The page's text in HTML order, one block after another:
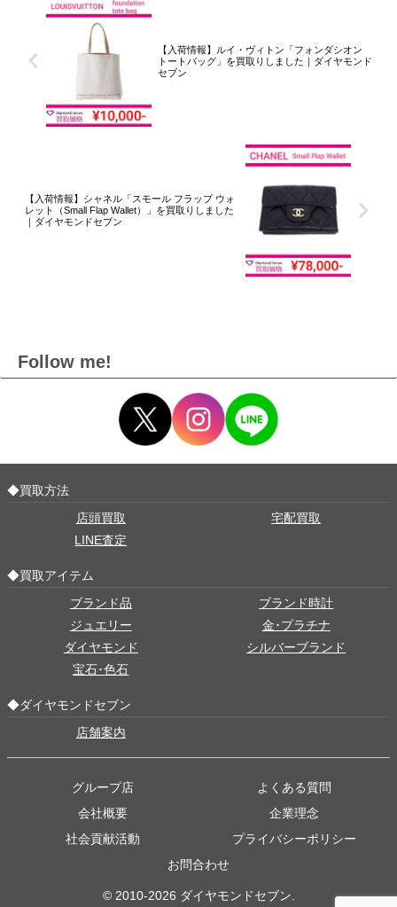
【入荷情報】ルイ・ヴィトン「フォンダシオン
トートバッグ」を買取りしました｜ダイヤモンド
セブン
【入荷情報】シャネル「スモール フラップ ウォ
レット（Small Flap Wallet）」を買取りしました
｜ダイヤモンドセブン
Follow me!
◆買取方法
店頭買取
宅配買取
LINE査定
◆買取アイテム
ブランド品
ブランド時計
ジュエリー
金･プラチナ
ダイヤモンド
シルバーブランド
宝石･色石
◆ダイヤモンドセブン
店舗案内
グループ店
よくある質問
会社概要
企業理念
社会貢献活動
プライバシーポリシー
お問合わせ
© 2010-2026 ダイヤモンドセブン.